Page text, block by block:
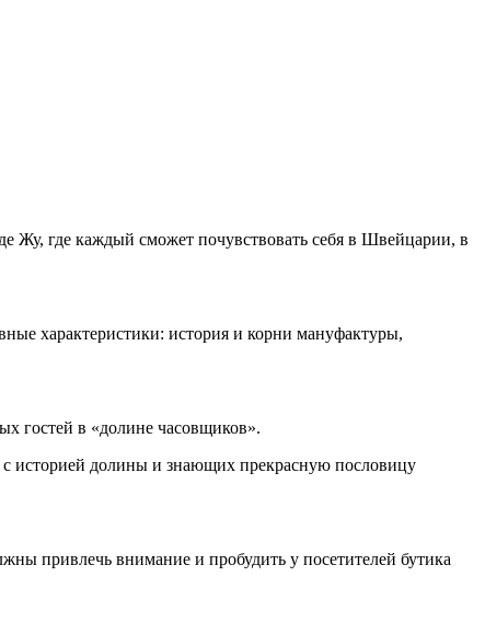
Жу, где каждый сможет почувствовать себя в Швейцарии, в
характеристики: история и корни мануфактуры,
гостей в «долине часовщиков».
историей долины и знающих прекрасную пословицу
привлечь внимание и пробудить у посетителей бутика